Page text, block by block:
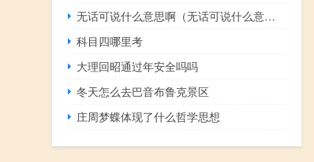
无话可说什么意思啊（无话可说什么意思）
科目四哪里考
大理回昭通过年安全吗吗
冬天怎么去巴音布鲁克景区
庄周梦蝶体现了什么哲学思想